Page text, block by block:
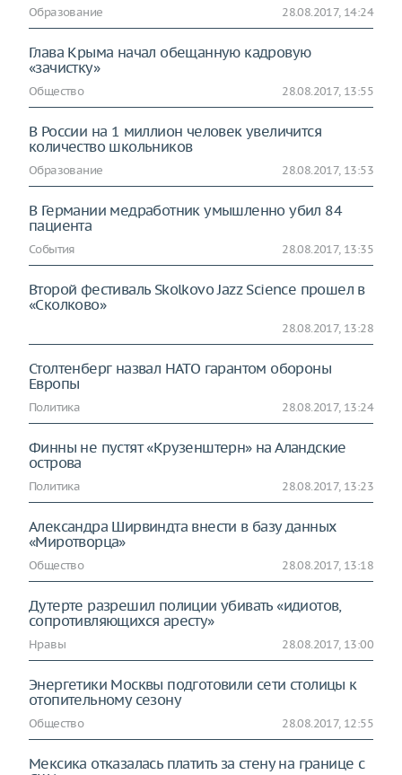
Образование 28.08.2017, 14:24
Глава Крыма начал обещанную кадровую
«зачистку»
Общество 28.08.2017, 13:55
В России на 1 миллион человек увеличится
количество школьников
Образование 28.08.2017, 13:53
В Германии медработник умышленно убил 84
пациента
События 28.08.2017, 13:35
Второй фестиваль Skolkovo Jazz Science прошел в
«Сколково»
28.08.2017, 13:28
Столтенберг назвал НАТО гарантом обороны
Европы
Политика 28.08.2017, 13:24
Финны не пустят «Крузенштерн» на Аландские
острова
Политика 28.08.2017, 13:23
Александра Ширвиндта внести в базу данных
«Миротворца»
Общество 28.08.2017, 13:18
Дутерте разрешил полиции убивать «идиотов,
сопротивляющихся аресту»
Нравы 28.08.2017, 13:00
Энергетики Москвы подготовили сети столицы к
отопительному сезону
Общество 28.08.2017, 12:55
Мексика отказалась платить за стену на границе с